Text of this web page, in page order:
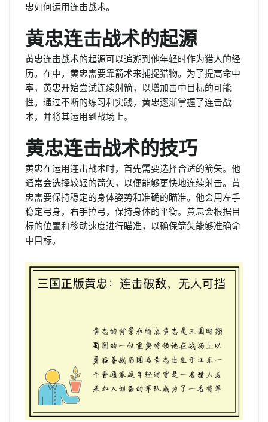
忠如何运用连击战术。
黄忠连击战术的起源
黄忠连击战术的起源可以追溯到他年轻时作为猎人的经
历。在中，黄忠需要靠箭术来捕捉猎物。为了提高命中
率，黄忠开始尝试连续射箭，以增加击中目标的可能
性。通过不断的练习和实践，黄忠逐渐掌握了连击战
术，并将其运用到战场上。
黄忠连击战术的技巧
黄忠在运用连击战术时，首先需要选择合适的箭矢。他
通常会选择较轻的箭矢，以便能够更快地连续射击。黄
忠需要保持稳定的身体姿势和准确的瞄准。他会用左手
稳定弓身，右手拉弓，保持身体的平衡。黄忠会根据目
标的位置和移动速度进行瞄准，以确保箭矢能够准确命
中目标。